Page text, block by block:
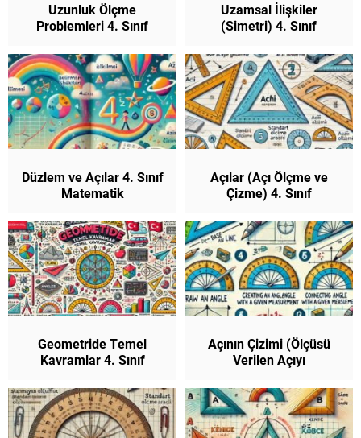
Uzunluk Ölçme
Problemleri 4. Sınıf
Uzamsal İlişkiler
(Simetri) 4. Sınıf
Düzlem ve Açılar 4. Sınıf
Matematik
Açılar (Açı Ölçme ve
Çizme) 4. Sınıf
Geometride Temel
Kavramlar 4. Sınıf
Açının Çizimi (Ölçüsü
Verilen Açıyı
Matematik